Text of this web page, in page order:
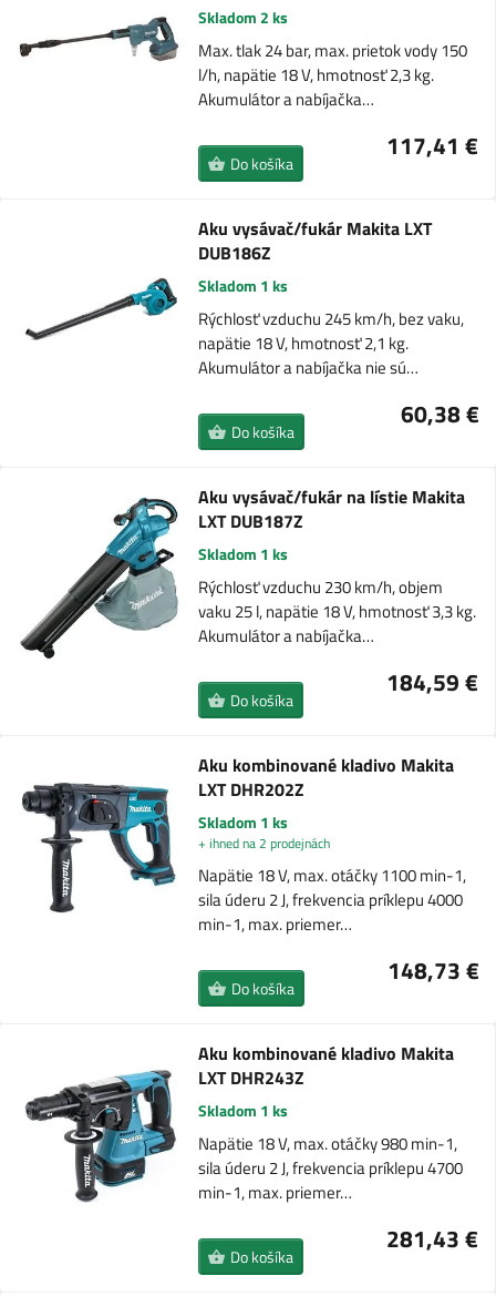
Skladom 2 ks
Max. tlak 24 bar, max. prietok vody 150
l/h, napätie 18 V, hmotnosť 2,3 kg.
Akumulátor a nabíjačka…
117,41 €
Do košíka
Aku vysávač/fukár Makita LXT
DUB186Z
Skladom 1 ks
Rýchlosť vzduchu 245 km/h, bez vaku,
napätie 18 V, hmotnosť 2,1 kg.
Akumulátor a nabíjačka nie sú…
60,38 €
Do košíka
Aku vysávač/fukár na lístie Makita
LXT DUB187Z
Skladom 1 ks
Rýchlosť vzduchu 230 km/h, objem
vaku 25 l, napätie 18 V, hmotnosť 3,3 kg.
Akumulátor a nabíjačka…
184,59 €
Do košíka
Aku kombinované kladivo Makita
LXT DHR202Z
Skladom 1 ks
+ ihned na 2 prodejnách
Napätie 18 V, max. otáčky 1100 min-1,
sila úderu 2 J, frekvencia príklepu 4000
min-1, max. priemer…
148,73 €
Do košíka
Aku kombinované kladivo Makita
LXT DHR243Z
Skladom 1 ks
Napätie 18 V, max. otáčky 980 min-1,
sila úderu 2 J, frekvencia príklepu 4700
min-1, max. priemer…
281,43 €
Do košíka